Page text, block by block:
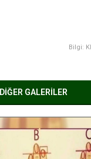
Bilgi:
DİĞER GALERİLER